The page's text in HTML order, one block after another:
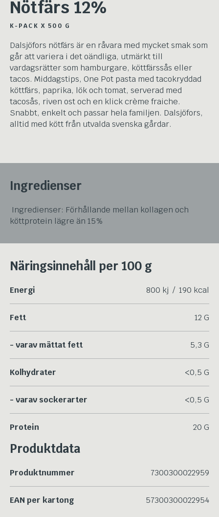
Nötfärs 12%
K-PACK X 500 G
Dalsjöfors nötfärs är en råvara med mycket smak som
går att variera i det oändliga, utmärkt till
vardagsrätter som hamburgare, köttfärssås eller
tacos. Middagstips, One Pot pasta med tacokryddad
köttfärs, paprika, lök och tomat, serverad med
tacosås, riven ost och en klick crème fraiche.
Snabbt, enkelt och passar hela familjen. Dalsjöfors,
alltid med kött från utvalda svenska gårdar.
Näringsinnehåll per 100 g
Energi 800 kj / 190 kcal
Fett 12 G
- varav mättat fett 5,3 G
Kolhydrater <0,5 G
- varav sockerarter <0,5 G
Protein 20 G
Produktdata
Produktnummer 7300300022959
EAN per kartong 57300300022954
Ingredienser
Ingredienser: Förhållande mellan kollagen och
köttprotein lägre än 15%